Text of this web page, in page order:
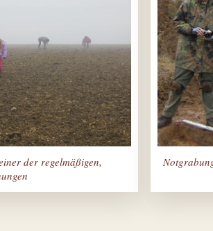
der regelmäßigen,